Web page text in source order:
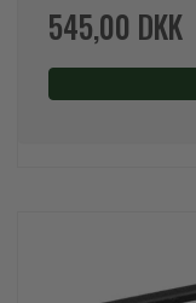
545,00 DKK